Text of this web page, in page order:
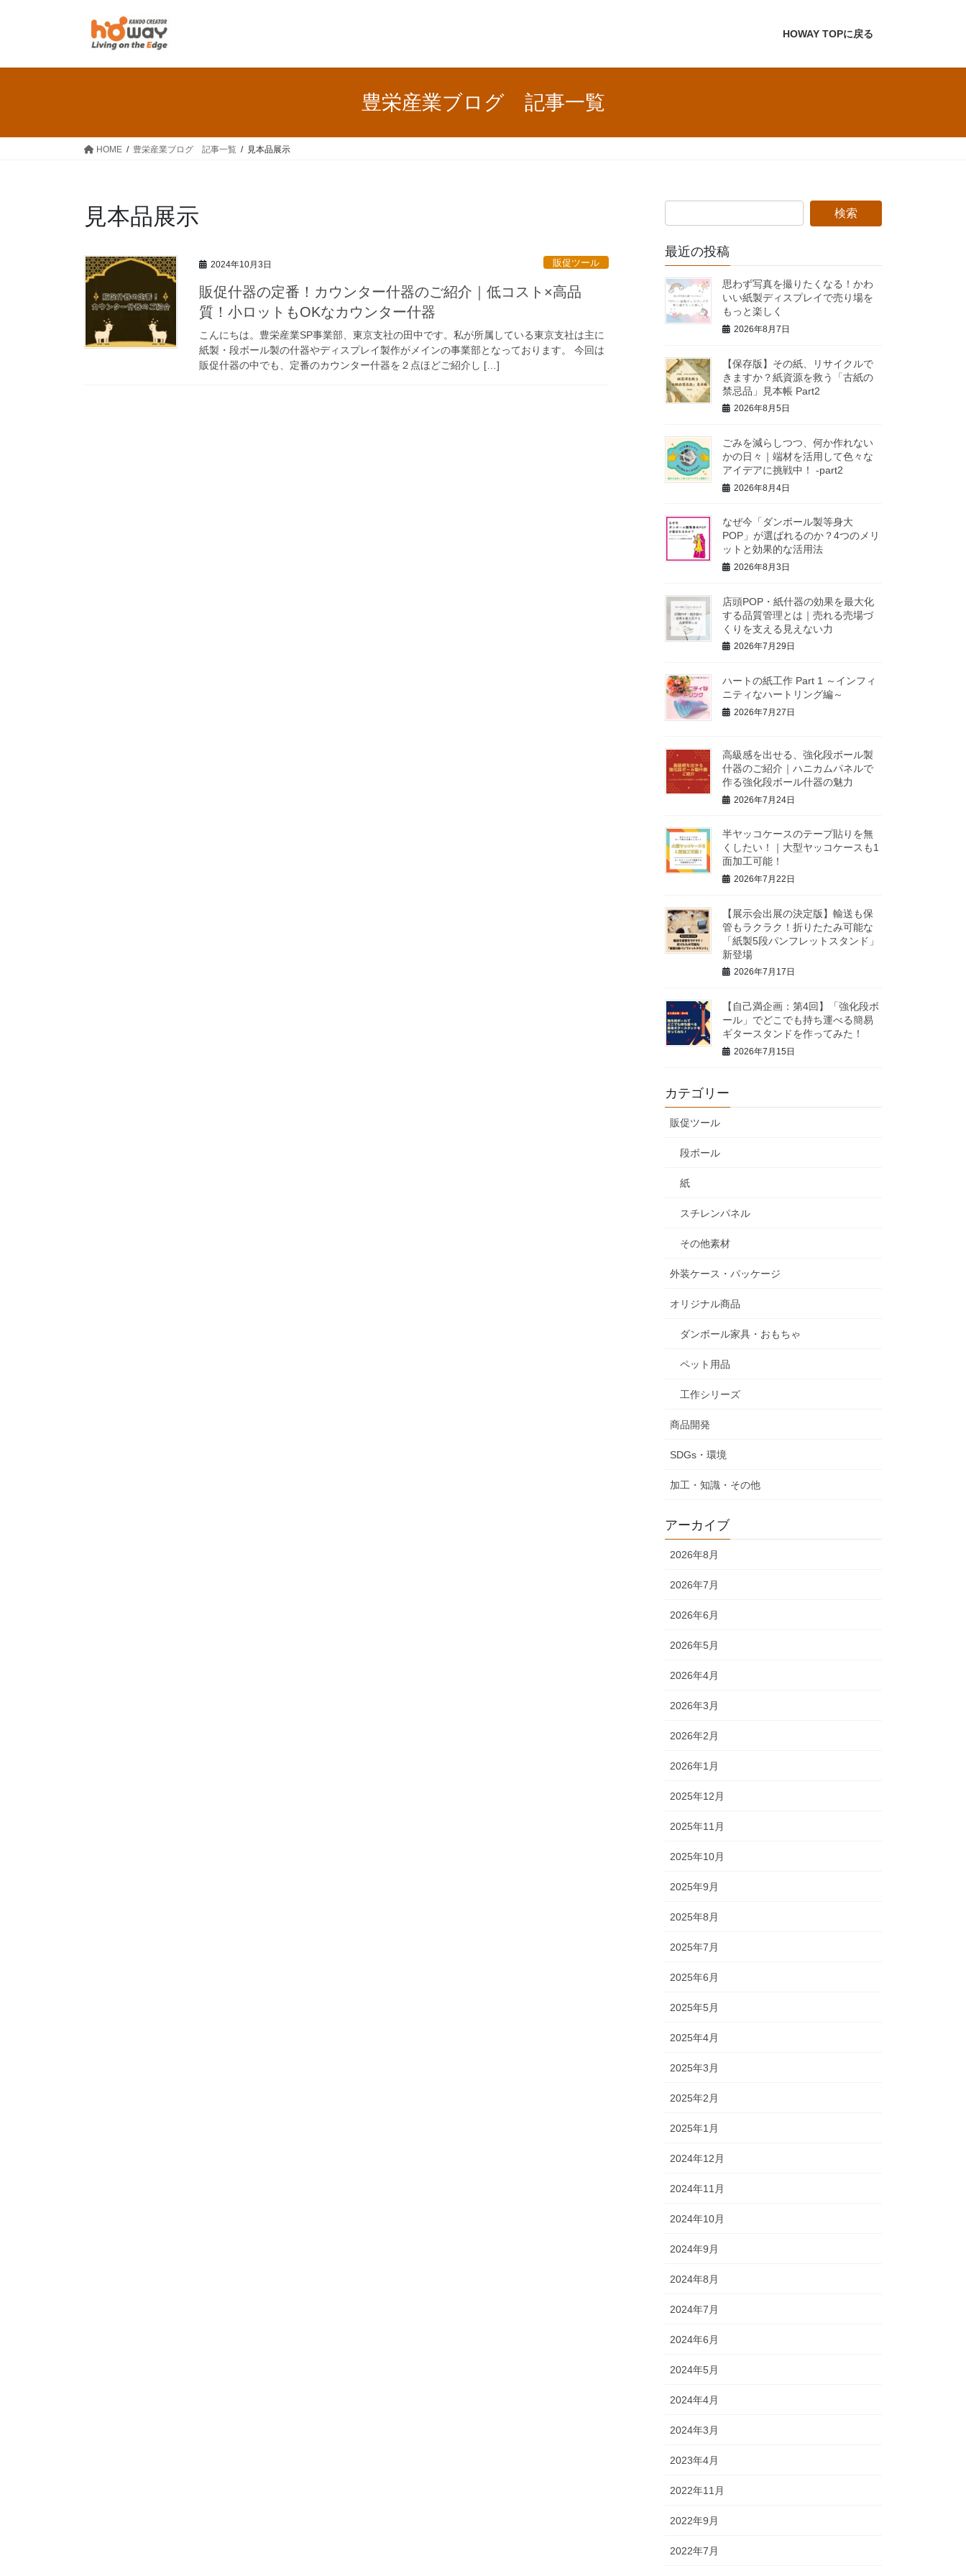
HOWAY TOPに戻る
豊栄産業ブログ 記事一覧
HOME 豊栄産業ブログ 記事一覧 見本品展示
見本品展示
2024年10月3日 販促ツール
販促什器の定番！カウンター什器のご紹介｜低コスト×高品
質！小ロットもOKなカウンター什器
こんにちは。豊栄産業SP事業部、東京支社の田中です。私が所属している東京支社は主に
紙製・段ボール製の什器やディスプレイ製作がメインの事業部となっております。 今回は
販促什器の中でも、定番のカウンター什器を２点ほどご紹介し […]
最近の投稿
思わず写真を撮りたくなる！かわ
いい紙製ディスプレイで売り場を
もっと楽しく
2026年8月7日
【保存版】その紙、リサイクルで
きますか？紙資源を救う「古紙の
禁忌品」見本帳 Part2
2026年8月5日
ごみを減らしつつ、何か作れない
かの日々｜端材を活用して色々な
アイデアに挑戦中！ -part2
2026年8月4日
なぜ今「ダンボール製等身大
POP」が選ばれるのか？4つのメリ
ットと効果的な活用法
2026年8月3日
店頭POP・紙什器の効果を最大化
する品質管理とは｜売れる売場づ
くりを支える見えない力
2026年7月29日
ハートの紙工作 Part 1 ～インフィ
ニティなハートリング編～
2026年7月27日
高級感を出せる、強化段ボール製
什器のご紹介｜ハニカムパネルで
作る強化段ボール什器の魅力
2026年7月24日
半ヤッコケースのテープ貼りを無
くしたい！｜大型ヤッコケースも1
面加工可能！
2026年7月22日
【展示会出展の決定版】輸送も保
管もラクラク！折りたたみ可能な
「紙製5段パンフレットスタンド」
新登場
2026年7月17日
【自己満企画：第4回】「強化段ボ
ール」でどこでも持ち運べる簡易
ギタースタンドを作ってみた！
2026年7月15日
カテゴリー
販促ツール
段ボール
紙
スチレンパネル
その他素材
外装ケース・パッケージ
オリジナル商品
ダンボール家具・おもちゃ
ペット用品
工作シリーズ
商品開発
SDGs・環境
加工・知識・その他
アーカイブ
2026年8月
2026年7月
2026年6月
2026年5月
2026年4月
2026年3月
2026年2月
2026年1月
2025年12月
2025年11月
2025年10月
2025年9月
2025年8月
2025年7月
2025年6月
2025年5月
2025年4月
2025年3月
2025年2月
2025年1月
2024年12月
2024年11月
2024年10月
2024年9月
2024年8月
2024年7月
2024年6月
2024年5月
2024年4月
2024年3月
2023年4月
2022年11月
2022年9月
2022年7月